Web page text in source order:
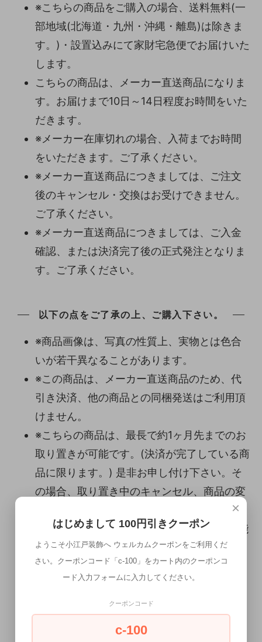
※こちらの商品をご購入の場合、送料無料(一
部地域(北海道・九州・沖縄・離島)は除きま
す。)・設置込みにて家財宅急便でお届けいた
します。
こちらの商品は、メーカー直送商品になりま
す。お届けまで10日～14日程度お時間をいた
だきます。
※メーカー在庫切れの場合、入荷までお時間
をいただきます。ご了承ください。
※メーカー直送商品につきましては、ご注文
後のキャンセル・交換はお受けできません。
ご了承ください。
※メーカー直送商品につきましては、ご入金
確認、または決済完了後の正式発注となりま
す。ご了承ください。
以下の点をご了承の上、ご購入下さい。
※商品画像は、写真の性質上、実物とは色合
いが若干異なることがあります。
※この商品は、メーカー直送商品のため、代
引き決済、他の商品との同梱発送はご利用頂
けません。
※こちらの商品は、最長で約1ヶ月先までのお
取り置きが可能です。(決済が完了している商
品に限ります。) 是非お申し付け下さい。そ
の場合、取り置き中のキャンセル、商品の変
更等はお受けできません。ご了承下さい。
※購入時システム上180日後までの設定が可能
ですが、こちらの使用品は対象外となります
ので、ご了承ください。
カートが前に進まない場合は、以下にご注意
×
はじめまして 100円引きクーポン
ようこそ小江戸装飾へ ウェルカムクーポンをご利用くだ
さい。クーポンコード「c-100」をカート内のクーポンコ
ード入力フォームに入力してください。
クーポンコード
c-100